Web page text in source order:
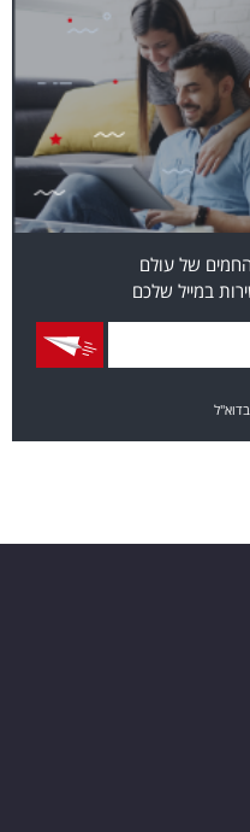
החמים של עולם
במייל שלכם